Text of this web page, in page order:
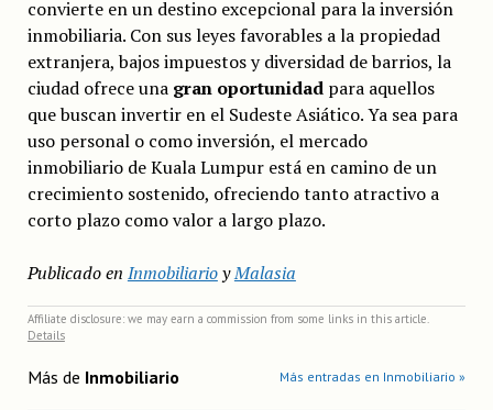
convierte en un destino excepcional para la inversión
inmobiliaria. Con sus leyes favorables a la propiedad
extranjera, bajos impuestos y diversidad de barrios, la
ciudad ofrece una gran oportunidadpara aquellos
que buscan invertir en el Sudeste Asiático. Ya sea para
uso personal o como inversión, el mercado
inmobiliario de Kuala Lumpur está en camino de un
crecimiento sostenido, ofreciendo tanto atractivo a
corto plazo como valor a largo plazo.
Publicado en InmobiliarioyMalasia
Affiliate disclosure: we may earn a commission from some links in this article.
Details
Más de Inmobiliario Más entradas en Inmobiliario »